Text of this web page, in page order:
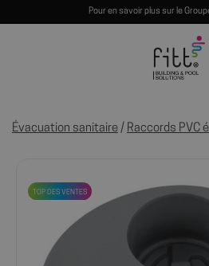
Pour en savoir plus sur le
Évacuation sanitaire / Raccords PVC
TOP DES VENTES